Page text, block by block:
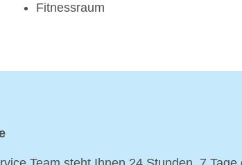
Fitnessraum